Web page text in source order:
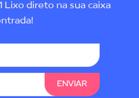
Lixo direto na sua caixa